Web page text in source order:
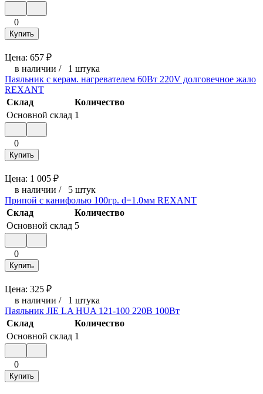
0
Купить
Цена: 657 ₽
в наличии / 1 штука
Паяльник с керам. нагревателем 60Вт 220V долговечное жало
REXANT
Склад
Количество
Основной склад 1
0
Купить
Цена: 1 005 ₽
в наличии / 5 штук
Припой с канифолью 100гр. d=1.0мм REXANT
Склад
Количество
Основной склад 5
0
Купить
Цена: 325 ₽
в наличии / 1 штука
Паяльник JIE LA HUA 121-100 220В 100Вт
Склад
Количество
Основной склад 1
0
Купить